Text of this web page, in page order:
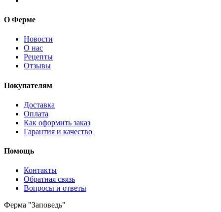
О Ферме
Новости
О нас
Рецепты
Отзывы
Покупателям
Доставка
Оплата
Как оформить заказ
Гарантия и качество
Помощь
Контакты
Обратная связь
Вопросы и ответы
Ферма "Заповедь"